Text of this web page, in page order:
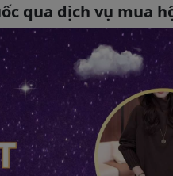
qua dịch vụ mua